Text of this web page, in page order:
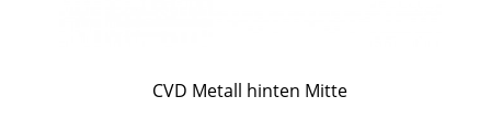
CVD Metall hinten Mitte